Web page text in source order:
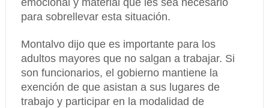
emocional y material que les sea necesario
para sobrellevar esta situación.
Montalvo dijo que es importante para los
adultos mayores que no salgan a trabajar. Si
son funcionarios, el gobierno mantiene la
exención de que asistan a sus lugares de
trabajo y participar en la modalidad de